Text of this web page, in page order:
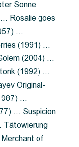
Sonne
Rosalie goes
…
(1991) …
(2004) …
(1992) …
Original-
…
… Suspicion
Tätowierung
of